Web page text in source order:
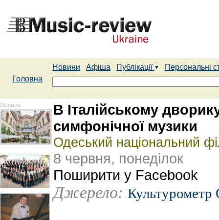
Новини Афіша Публікації
Персональні
Головна
Новина
В Італійському
симфонічної музики
Одеський національний
8 червня, понеділок
Поширити у Facebook
Джерело: Культурометр